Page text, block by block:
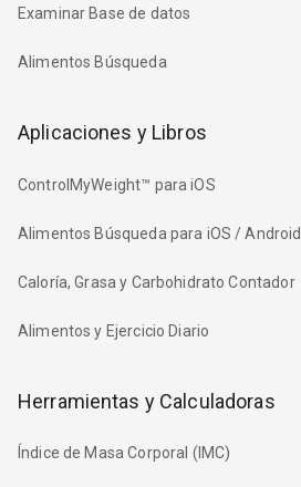
Examinar Base de datos
Alimentos Búsqueda
Aplicaciones y Libros
ControlMyWeight™ para iOS
Alimentos Búsqueda para iOS / Android
Caloría, Grasa y Carbohidrato Contador
Alimentos y Ejercicio Diario
Herramientas y Calculadoras
Índice de Masa Corporal (IMC)